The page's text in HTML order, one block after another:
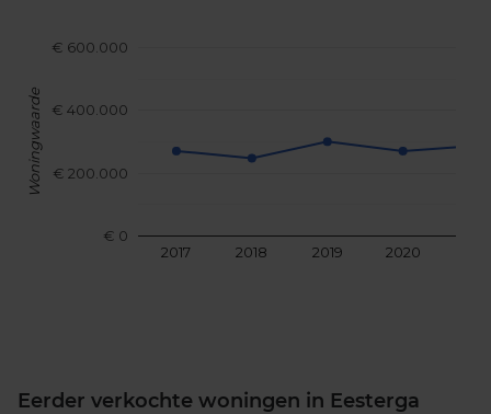
2017 2018 2019 2020
€ 0
€ 200.000
€ 400.000
€ 600.000
Woningwaarde
Eerder verkochte woningen in Eesterga